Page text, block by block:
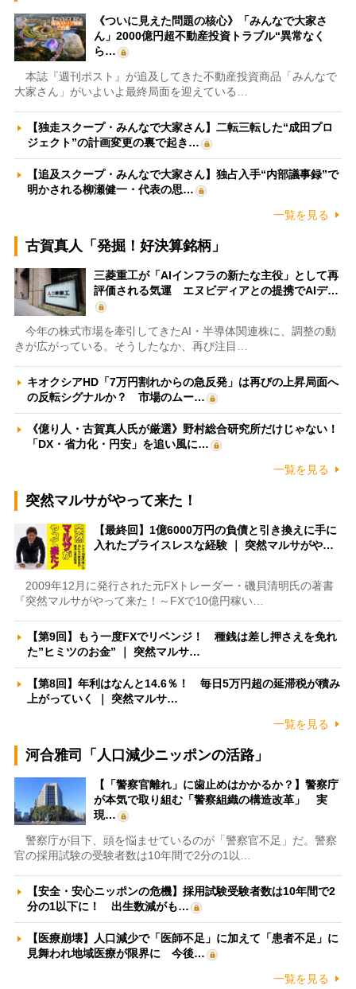
《ついに見えた問題の核心》「みんなで大家さ
ん」2000億円超不動産投資トラブル“異常なく
ら…
本誌『週刊ポスト』が追及してきた不動産投資商品「みんなで
大家さん」がいよいよ最終局面を迎えている…
【独走スクープ・みんなで大家さん】二転三転した“成田プロ
ジェクト”の計画変更の裏で起き…
【追及スクープ・みんなで大家さん】独占入手“内部議事録”で
明かされる柳瀬健一・代表の思…
一覧を見る
古賀真人「発掘！好決算銘柄」
三菱重工が「AIインフラの新たな主役」として再
評価される気運 エヌビディアとの提携でAIデ…
今年の株式市場を牽引してきたAI・半導体関連株に、調整の動
きが広がっている。そうしたなか、再び注目…
キオクシアHD「7万円割れからの急反発」は再びの上昇局面へ
の反転シグナルか？ 市場のムー…
《億り人・古賀真人氏が厳選》野村総合研究所だけじゃない！
「DX・省力化・円安」を追い風に…
一覧を見る
突然マルサがやって来た！
【最終回】1億6000万円の負債と引き換えに手に
入れたプライスレスな経験 ｜ 突然マルサがや…
2009年12月に発行された元FXトレーダー・磯貝清明氏の著書
『突然マルサがやって来た！～FXで10億円稼い…
【第9回】もう一度FXでリベンジ！ 種銭は差し押さえを免れ
た”ヒミツのお金” ｜ 突然マルサ…
【第8回】年利はなんと14.6％！ 毎日5万円超の延滞税が積み
上がっていく ｜ 突然マルサ…
一覧を見る
河合雅司「人口減少ニッポンの活路」
【「警察官離れ」に歯止めはかかるか？】警察庁
が本気で取り組む「警察組織の構造改革」 実
現…
警察庁が目下、頭を悩ませているのが「警察官不足」だ。警察
官の採用試験の受験者数は10年間で2分の1以…
【安全・安心ニッポンの危機】採用試験受験者数は10年間で2
分の1以下に！ 出生数減がも…
【医療崩壊】人口減少で「医師不足」に加えて「患者不足」に
見舞われ地域医療が限界に 今後…
一覧を見る